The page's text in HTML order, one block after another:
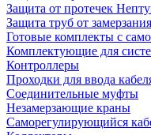
Защита от протечек
Защита труб от замерзания
Готовые комплекты с
Комплектующие для
Контроллеры
Проходки для ввода
Соединительные муфты
Незамерзающие краны
Саморегулирующийся